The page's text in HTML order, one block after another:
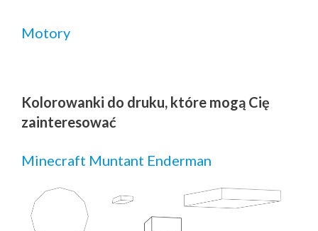
Motory
Kolorowanki do druku, które mogą Cię
zainteresować
Minecraft Muntant Enderman